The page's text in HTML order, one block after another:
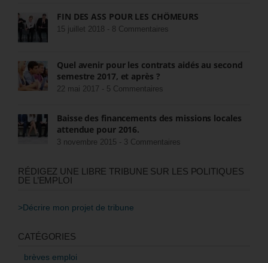
FIN DES ASS POUR LES CHÔMEURS
15 juillet 2018 - 8 Commentaires
Quel avenir pour les contrats aidés au second
semestre 2017, et après ?
22 mai 2017 - 5 Commentaires
Baisse des financements des missions locales
attendue pour 2016.
3 novembre 2015 - 3 Commentaires
RÉDIGEZ UNE LIBRE TRIBUNE SUR LES POLITIQUES
DE L’EMPLOI
>Décrire mon projet de tribune
CATÉGORIES
brèves emploi